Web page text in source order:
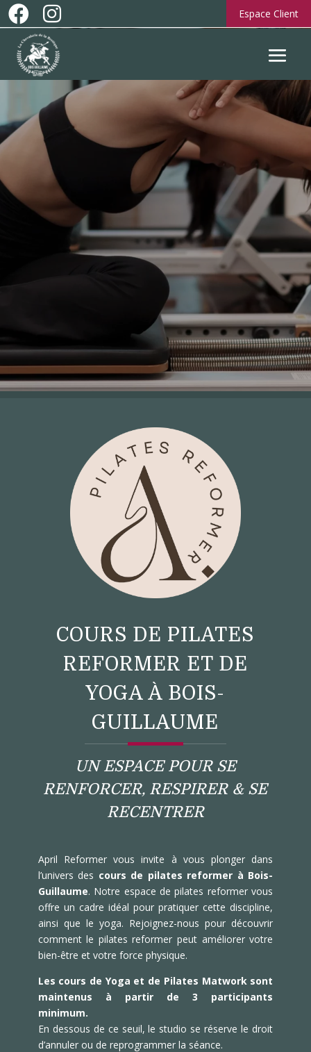
  Espace Client
COURS DE PILATES
REFORMER ET DE
YOGA À BOIS-
GUILLAUME
UN ESPACE POUR SE
RENFORCER, RESPIRER & SE
RECENTRER
April Reformer vous invite à vous plonger dans
l’univers des cours de pilates reformer à Bois-
Guillaume. Notre espace de pilates reformer vous
offre un cadre idéal pour pratiquer cette discipline,
ainsi que le yoga. Rejoignez-nous pour découvrir
comment le pilates reformer peut améliorer votre
bien-être et votre force physique.
Les cours de Yoga et de Pilates Matwork sont
maintenus à partir de 3 participants
minimum.
En dessous de ce seuil, le studio se réserve le droit
d’annuler ou de reprogrammer la séance.